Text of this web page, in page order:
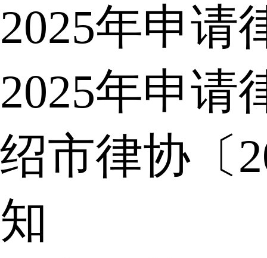
2025年申请
2025年申请
绍市律协〔
知